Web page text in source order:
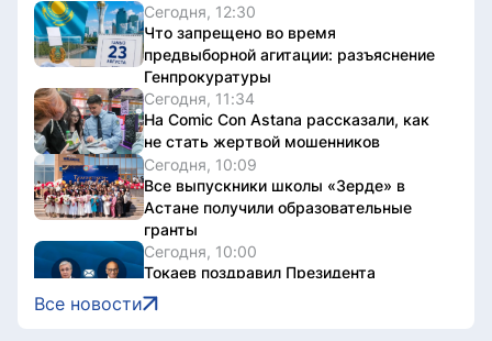
Сегодня, 12:30
Что запрещено во время
предвыборной агитации: разъяснение
Генпрокуратуры
Сегодня, 11:34
На Comic Con Astana рассказали, как
не стать жертвой мошенников
Сегодня, 10:09
Все выпускники школы «Зерде» в
Астане получили образовательные
гранты
Сегодня, 10:00
Токаев поздравил Президента
Сингапура с Днем независимости
Сегодня, 09:30
Все новости